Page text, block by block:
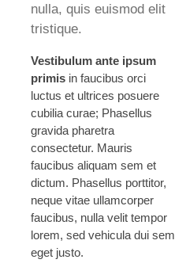
nulla, quis euismod elit
tristique.
Vestibulum ante ipsum
primisin faucibus orci
luctus et ultrices posuere
cubilia curae; Phasellus
gravida pharetra
consectetur. Mauris
faucibus aliquam sem et
dictum. Phasellus porttitor,
neque vitae ullamcorper
faucibus, nulla velit tempor
lorem, sed vehicula dui sem
eget justo.